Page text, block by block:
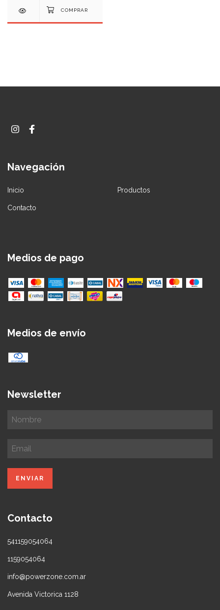
Navegación
Inicio Productos
Contacto
Medios de pago
Medios de envío
Newsletter
Contacto
541159054064
1159054064
info@powerzone.com.ar
Avenida Victorica 1128